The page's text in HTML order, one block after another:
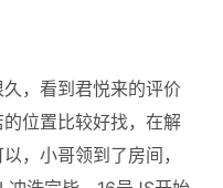
，看到君悦来的评价
位置比较好找，在解
，小哥领到了房间，